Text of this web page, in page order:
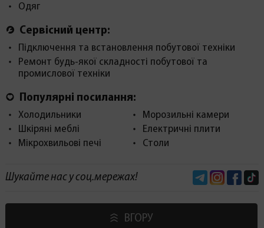
Одяг
Сервісний центр:
Підключення та встановлення побутової техніки
Ремонт будь-якої складності побутової та
промислової техніки
Популярні посилання:
Холодильники
Шкіряні меблі
Мікрохвильові печі
Морозильні камери
Електричні плити
Столи
Шукайте нас у соц.мережах! TelegramInstagram
ВГОРУ